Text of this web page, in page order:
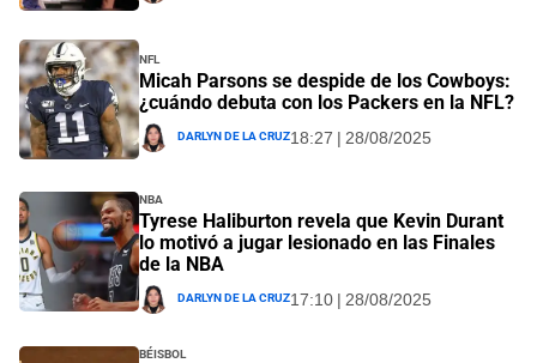
NFL
Micah Parsons se despide de los Cowboys:
¿cuándo debuta con los Packers en la NFL?
Darlyn De La Cruz18:27 | 28/08/2025
NBA
Tyrese Haliburton revela que Kevin Durant
lo motivó a jugar lesionado en las Finales
de la NBA
Darlyn De La Cruz17:10 | 28/08/2025
Béisbol